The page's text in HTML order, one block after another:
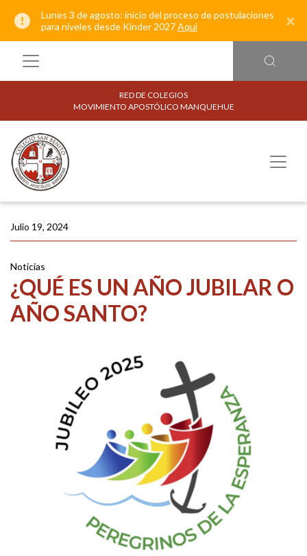
Lunes 3 de agosto: inicio del proceso de postulaciones
para niveles desde Kínder 2027Aquí ×
RED DE COLEGIOS
MOVIMIENTO APOSTÓLICO MANQUEHUE
Julio 19, 2024
Noticias
¿QUÉ ES UN AÑO JUBILAR O
AÑO SANTO?